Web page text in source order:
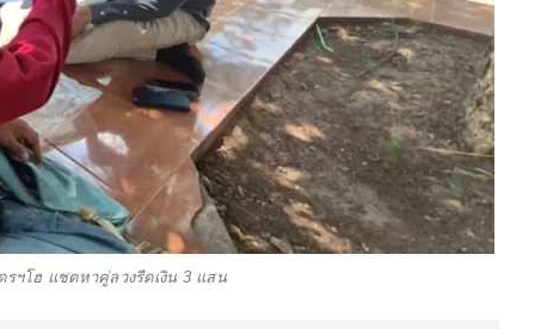
รฯโฮ แชตหาคู่ลวงรีดเงิน 3 แสน